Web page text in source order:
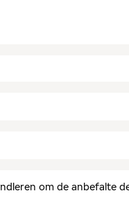
om de anbefalte